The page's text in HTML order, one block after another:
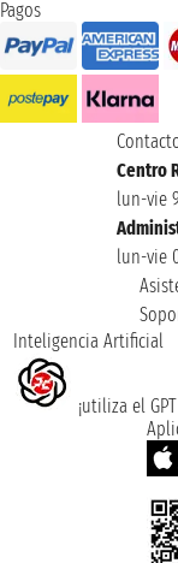
Pagos
Centro
lun-vie
lun-vie
Inteligencia Artificial
¡utiliza el